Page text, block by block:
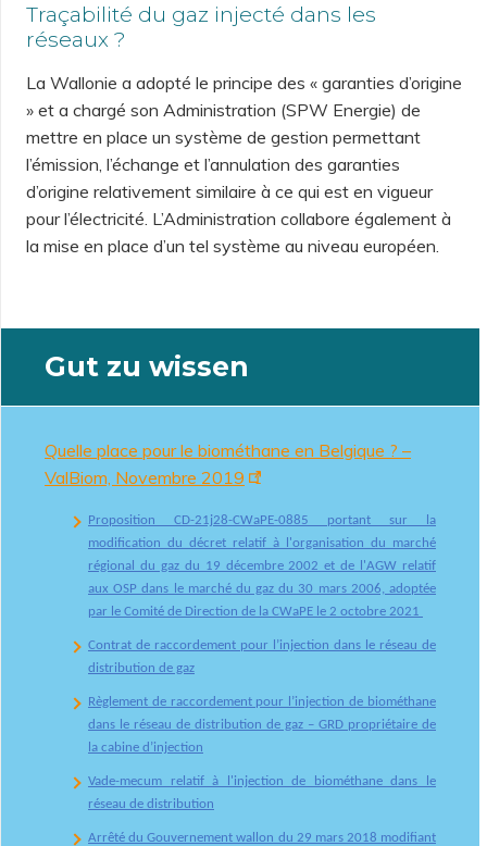
Traçabilité du gaz injecté dans les
réseaux ?
La Wallonie a adopté le principe des « garanties d’origine
» et a chargé son Administration (SPW Energie) de
mettre en place un système de gestion permettant
l’émission, l’échange et l’annulation des garanties
d’origine relativement similaire à ce qui est en vigueur
pour l’électricité. L’Administration collabore également à
la mise en place d’un tel système au niveau européen.
Gut zu wissen
Quelle place pour le biométhane en Belgique ? –
ValBiom, Novembre 2019
Proposition CD-21j28-CWaPE-0885 portant sur la
modification du décret relatif à l'organisation du marché
régional du gaz du 19 décembre 2002 et de l'AGW relatif
aux OSP dans le marché du gaz du 30 mars 2006, adoptée
par le Comité de Direction de la CWaPE le 2 octobre 2021
Contrat de raccordement pour l’injection dans le réseau de
distribution de gaz
Règlement de raccordement pour l’injection de biométhane
dans le réseau de distribution de gaz – GRD propriétaire de
la cabine d’injection
Vade-mecum relatif à l'injection de biométhane dans le
réseau de distribution
Arrêté du Gouvernement wallon du 29 mars 2018 modifiant